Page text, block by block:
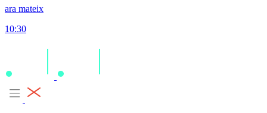
ara mateix
10:30